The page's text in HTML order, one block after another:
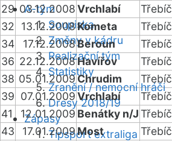
A-tým
Soupiska
Změny v kádru
Realizační tým
Statistiky
Zranění / nemocní hráči
Dresy 2018/19
Zápasy
Tipsport extraliga
29 03.12.2008Vrchlabí Třebíč
32
13.12.2008Kometa Třebíč
34
17.12.2008Beroun Třebíč
36 22.12.2008Havířov Třebíč
38 05.01.2009Chrudim Třebíč
39 07.01.2009Vrchlabí Třebíč
41
12.01.2009 Benátky n/JTřebíč
43
17.01.2009Most Třebíč